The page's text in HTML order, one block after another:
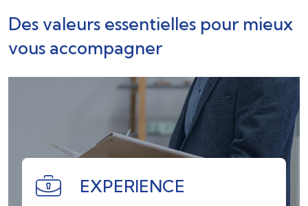
Des valeurs essentielles pour mieux
vous accompagner
EXPERIENCE